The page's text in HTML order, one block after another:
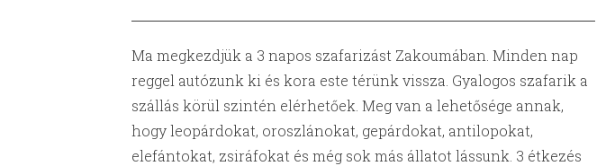
Ma megkezdjük a 3 napos szafarizást Zakoumában. Minden nap
reggel autózunk ki és kora este térünk vissza. Gyalogos szafarik a
szállás körül szintén elérhetőek. Meg van a lehetősége annak,
hogy leopárdokat, oroszlánokat, gepárdokat, antilopokat,
elefántokat, zsiráfokat és még sok más állatot lássunk. 3 étkezés